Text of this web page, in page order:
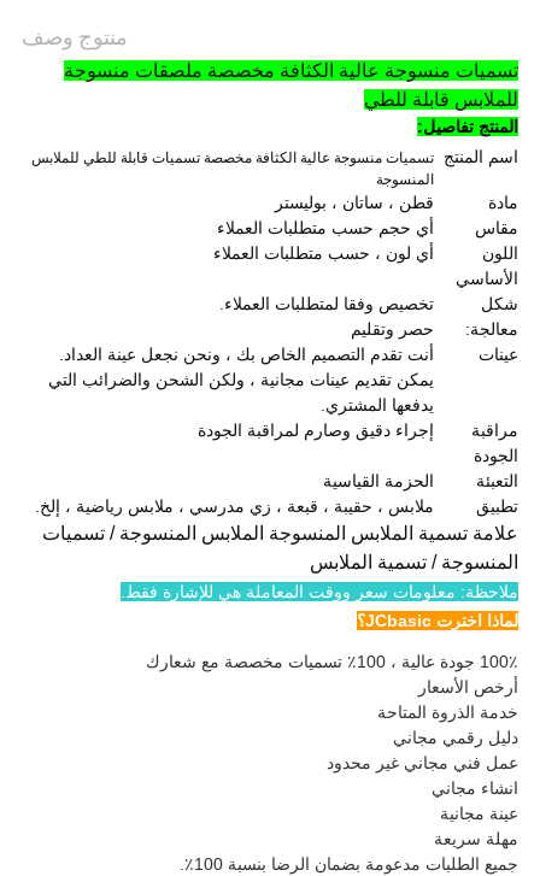
منتوج وصف
تسميات منسوجة عالية الكثافة مخصصة ملصقات منسوجة
للملابس قابلة للطي
المنتج تفاصيل:
اسم المنتج
تسميات منسوجة عالية الكثافة مخصصة تسميات قابلة للطي للملابس
المنسوجة
مادة
قطن ، ساتان ، بوليستر
مقاس
أي حجم حسب متطلبات العملاء
اللون
الأساسي
أي لون ، حسب متطلبات العملاء
شكل
تخصيص وفقا لمتطلبات العملاء.
معالجة:
حصر وتقليم
عينات
أنت تقدم التصميم الخاص بك ، ونحن نجعل عينة العداد.
يمكن تقديم عينات مجانية ، ولكن الشحن والضرائب التي
يدفعها المشتري.
مراقبة
الجودة
إجراء دقيق وصارم لمراقبة الجودة
التعبئة
الحزمة القياسية
تطبيق
ملابس ، حقيبة ، قبعة ، زي مدرسي ، ملابس رياضية ، إلخ.
علامة تسمية الملابس المنسوجة الملابس المنسوجة / تسميات
المنسوجة / تسمية الملابس
ملاحظة: معلومات سعر ووقت المعاملة هي للإشارة فقط.
لماذا اخترت JCbasic؟
100٪ جودة عالية ، 100٪ تسميات مخصصة مع شعارك
أرخص الأسعار
خدمة الذروة المتاحة
دليل رقمي مجاني
عمل فني مجاني غير محدود
انشاء مجاني
عينة مجانية
مهلة سريعة
جميع الطلبات مدعومة بضمان الرضا بنسبة 100٪.